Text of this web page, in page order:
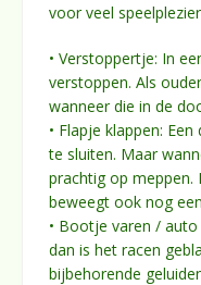
voor veel
• Verstoppertje: In
verstoppen. Als
wanneer die in de
• Flapje klappen:
te sluiten. Maar
prachtig op meppen.
beweegt ook nog
• Bootje varen /
dan is het racen gebl
bijbehorende